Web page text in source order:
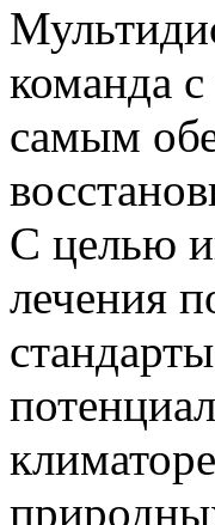
команда
самым
С целью
лечения